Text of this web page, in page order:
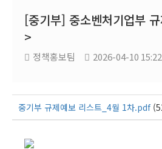
[중기부] 중소벤처기업부
>
정책홍보팀 2026-04-10
중기부 규제예보 리스트_4월 1차.pdf